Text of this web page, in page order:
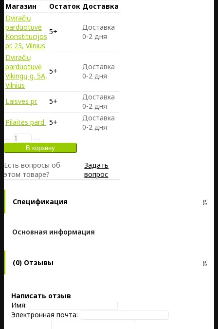
Магазин Остаток Доставка
Dviračių
parduotuvė
Konstitucijos
pr. 23, Vilnius
5+
Доставка
0-2 дня
Dviračių
parduotuvė
Vikingų g. 5A,
Vilnius
5+
Доставка
0-2 дня
Laisves pr. 5+
Доставка
0-2 дня
Pilaitės pard. 5+
Доставка
0-2 дня
Есть вопросы об
этом товаре?
Задать
вопрос
Спецификация
Основная информация
(0) Отзывы
Написать отзыв
Имя:
Электронная почта: